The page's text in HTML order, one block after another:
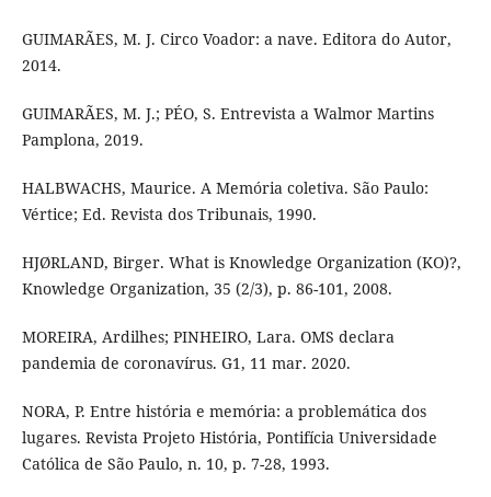
GUIMARÃES, M. J. Circo Voador: a nave. Editora do Autor,
2014.
GUIMARÃES, M. J.; PÉO, S. Entrevista a Walmor Martins
Pamplona, 2019.
HALBWACHS, Maurice. A Memória coletiva. São Paulo:
Vértice; Ed. Revista dos Tribunais, 1990.
HJØRLAND, Birger. What is Knowledge Organization (KO)?,
Knowledge Organization, 35 (2/3), p. 86-101, 2008.
MOREIRA, Ardilhes; PINHEIRO, Lara. OMS declara
pandemia de coronavírus. G1, 11 mar. 2020.
NORA, P. Entre história e memória: a problemática dos
lugares. Revista Projeto História, Pontifícia Universidade
Católica de São Paulo, n. 10, p. 7-28, 1993.